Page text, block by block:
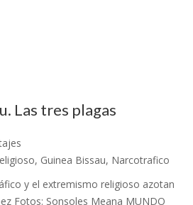
Las tres plagas
, Guinea Bissau, Narcotrafico
y el extremismo religioso azotan
Fotos: Sonsoles Meana MUNDO